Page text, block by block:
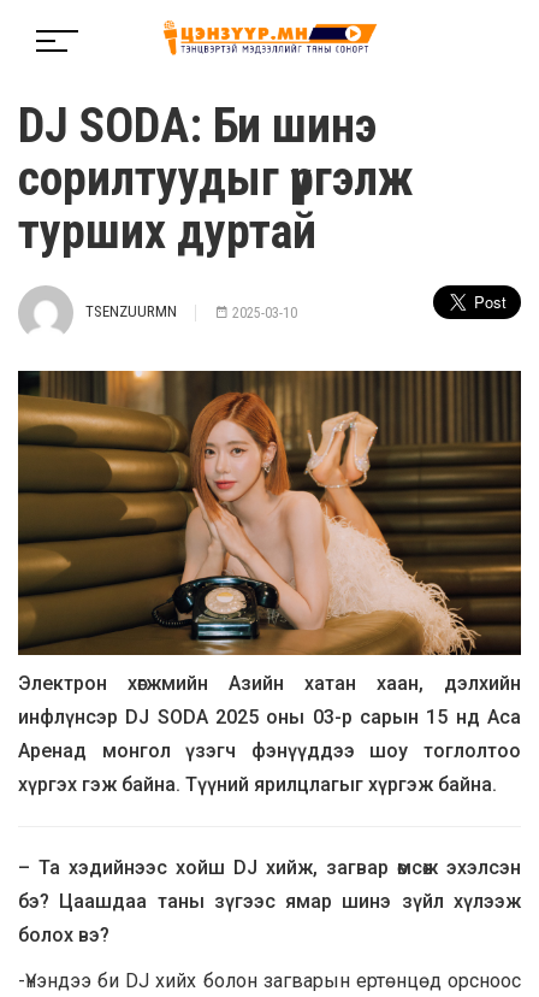
DJ SODA: Би шинэ
сорилтуудыг үргэлж
турших дуртай
TSENZUURMN 2025-03-10
Электрон хөгжмийн Азийн хатан хаан, дэлхийн
инфлүнсэр DJ SODA 2025 оны 03-р сарын 15 нд Аса
Аренад монгол үзэгч фэнүүддээ шоу тоглолтоо
хүргэх гэж байна. Түүний ярилцлагыг хүргэж байна.
– Та хэдийнээс хойш DJ хийж, загвар өмсөж эхэлсэн
бэ? Цаашдаа таны зүгээс ямар шинэ зүйл хүлээж
болох вэ?
-Үнэндээ би DJ хийх болон загварын ертөнцөд орсноос